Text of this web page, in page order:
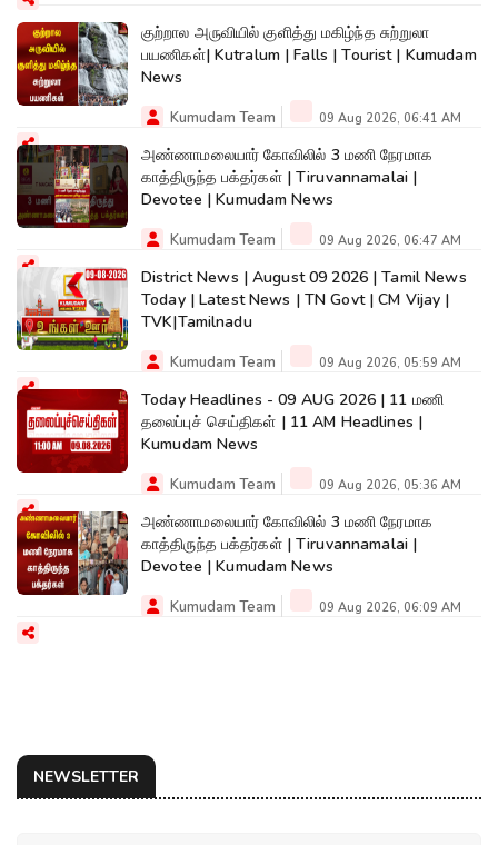
குற்றால அருவியில் குளித்து மகிழ்ந்த சுற்றுலா
பயணிகள்| Kutralum | Falls | Tourist | Kumudam
News
Kumudam Team 09 Aug 2026, 06:41 AM
அண்ணாமலையார் கோவிலில் 3 மணி நேரமாக
காத்திருந்த பக்தர்கள் | Tiruvannamalai |
Devotee | Kumudam News
Kumudam Team 09 Aug 2026, 06:47 AM
District News | August 09 2026 | Tamil News
Today | Latest News | TN Govt | CM Vijay |
TVK|Tamilnadu
Kumudam Team 09 Aug 2026, 05:59 AM
Today Headlines - 09 AUG 2026 | 11 மணி
தலைப்புச் செய்திகள் | 11 AM Headlines |
Kumudam News
Kumudam Team 09 Aug 2026, 05:36 AM
அண்ணாமலையார் கோவிலில் 3 மணி நேரமாக
காத்திருந்த பக்தர்கள் | Tiruvannamalai |
Devotee | Kumudam News
Kumudam Team 09 Aug 2026, 06:09 AM
NEWSLETTER